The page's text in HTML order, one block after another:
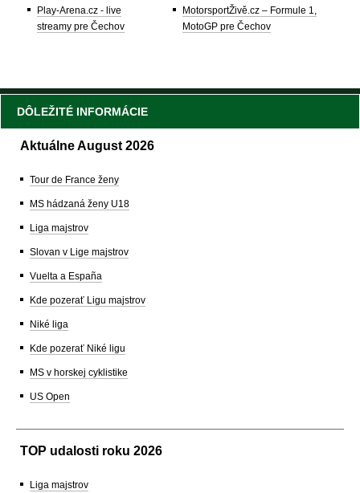
Play-Arena.cz - live
streamy pre Čechov
MotorsportŽivě.cz – Formule 1,
MotoGP pre Čechov
DÔLEŽITÉ INFORMÁCIE
Aktuálne August 2026
Tour de France ženy
MS hádzaná ženy U18
Liga majstrov
Slovan v Lige majstrov
Vuelta a España
Kde pozerať Ligu majstrov
Niké liga
Kde pozerať Niké ligu
MS v horskej cyklistike
US Open
TOP udalosti roku 2026
Liga majstrov